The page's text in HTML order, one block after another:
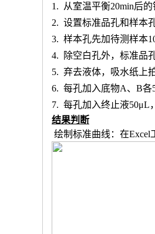
1.
从室温平衡20min后
2. 设置标准品孔和样本
3. 样本孔先加待测样本
4.
除空白孔外， 标准品
5. 弃去液体，吸水纸上
6. 每孔加入底物A、B各
7. 每孔加入终止液50μL
结果判断
绘制标准曲线：在Excel